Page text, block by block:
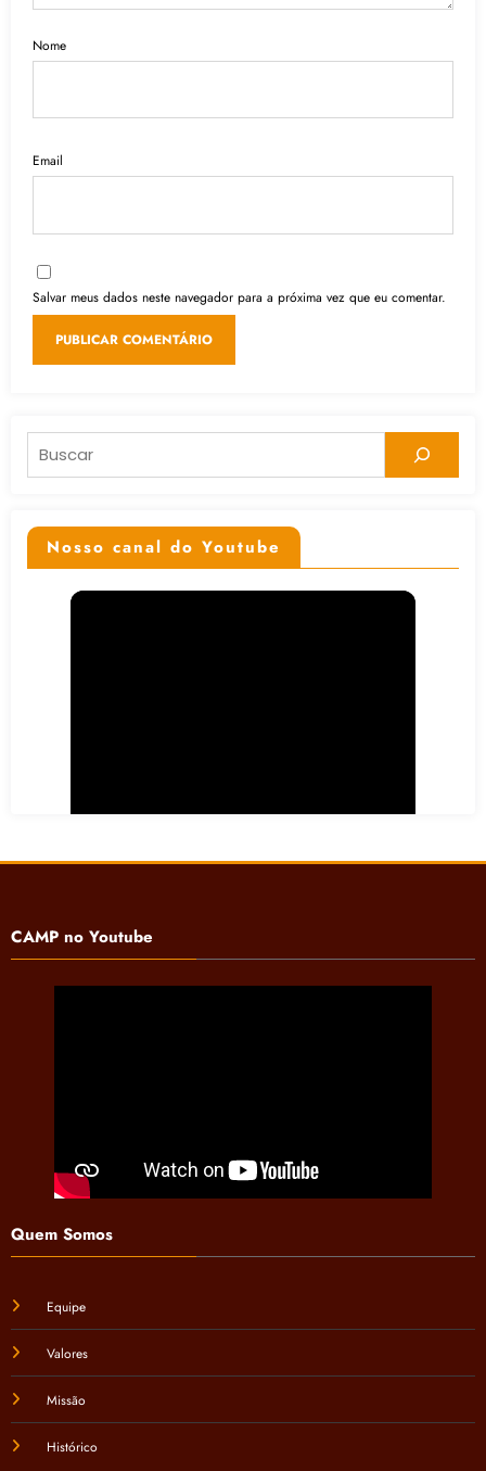
Nome
Email
Salvar meus dados neste navegador para a próxima vez que eu comentar.
Pesquisar
Nosso canal do Youtube
CAMP no Youtube
Quem Somos
Equipe
Valores
Missão
Histórico